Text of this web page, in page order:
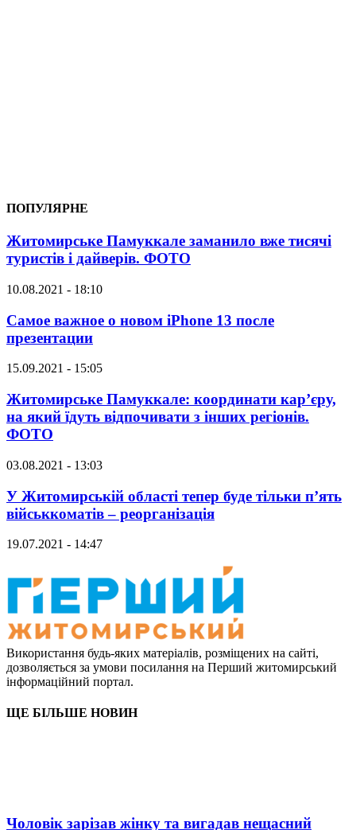
ПОПУЛЯРНЕ
Житомирське Памуккале заманило вже тисячі
туристів і дайверів. ФОТО
10.08.2021 - 18:10
Самое важное о новом iPhone 13 после
презентации
15.09.2021 - 15:05
Житомирське Памуккале: координати кар’єру,
на який їдуть відпочивати з інших регіонів.
ФОТО
03.08.2021 - 13:03
У Житомирській області тепер буде тільки п’ять
військкоматів – реорганізація
19.07.2021 - 14:47
Використання будь-яких матеріалів, розміщених на сайті,
дозволяється за умови посилання на Перший житомирський
інформаційний портал.
ЩЕ БІЛЬШЕ НОВИН
Чоловік зарізав жінку та вигадав нещасний